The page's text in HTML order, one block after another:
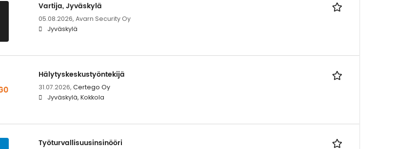
Vartija, Jyväskylä
05.08.2026, Avarn Security Oy
Jyväskylä
Hälytyskeskustyöntekijä
31.07.2026, Certego Oy
Jyväskylä, Kokkola
Työturvallisuusinsinööri